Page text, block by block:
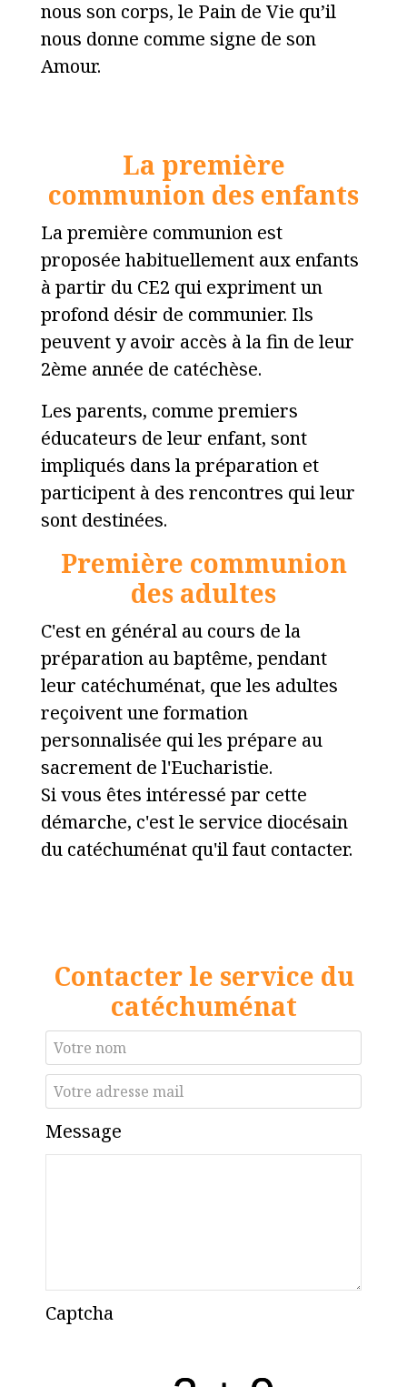
nous son corps, le Pain de Vie qu’il
nous donne comme signe de son
Amour.
La première
communion des enfants
La première communion est
proposée habituellement aux enfants
à partir du CE2 qui expriment un
profond désir de communier. Ils
peuvent y avoir accès à la fin de leur
2ème année de catéchèse.
Les parents, comme premiers
éducateurs de leur enfant, sont
impliqués dans la préparation et
participent à des rencontres qui leur
sont destinées.
Première communion
des adultes
C'est en général au cours de la
préparation au baptême, pendant
leur catéchuménat, que les adultes
reçoivent une formation
personnalisée qui les prépare au
sacrement de l'Eucharistie.
Si vous êtes intéressé par cette
démarche, c'est le service diocésain
du catéchuménat qu'il faut contacter.
Contacter le service du
catéchuménat
Message
Captcha